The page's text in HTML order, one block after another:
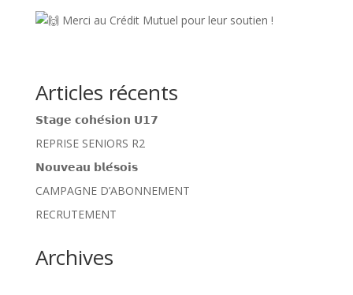
Merci au Crédit Mutuel pour leur soutien !
Articles récents
𝗦𝘁𝗮𝗴𝗲 𝗰𝗼𝗵𝗲́𝘀𝗶𝗼𝗻 𝗨𝟭𝟳
REPRISE SENIORS R2
𝗡𝗼𝘂𝘃𝗲𝗮𝘂 𝗯𝗹𝗲́𝘀𝗼𝗶𝘀
CAMPAGNE D’ABONNEMENT
RECRUTEMENT
Archives